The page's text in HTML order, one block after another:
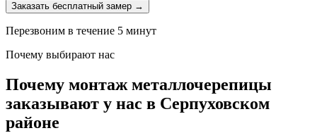
Заказать бесплатный замер →
Перезвоним в течение 5 минут
Почему выбирают нас
Почему монтаж металлочерепицы
заказывают у нас в Серпуховском
районе